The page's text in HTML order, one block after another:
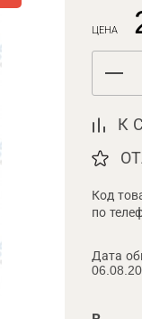
ЦЕНА
К
Код
по
Дата